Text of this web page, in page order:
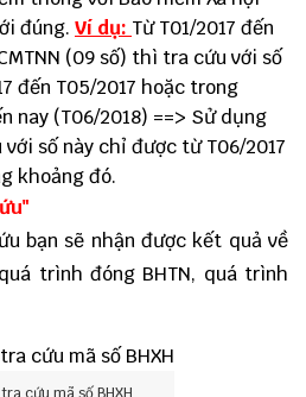
đúng. Ví dụ: Từ T01/2017 đến
(09 số) thì tra cứu với số
đến T05/2017 hoặc trong
nay (T06/2018) ==> Sử dụng
với số này chỉ được từ T06/2017
khoảng đó.
bạn sẽ nhận được kết quả về
trình đóng BHTN, quá trình